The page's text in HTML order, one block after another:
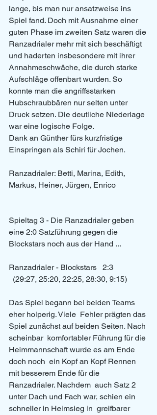
lange, bis man nur ansatzweise ins
Spiel fand. Doch mit Ausnahme einer
guten Phase im zweiten Satz waren die
Ranzadrialer mehr mit sich beschäftigt
und haderten insbesondere mit ihrer
Annahmeschwäche, die durch starke
Aufschläge offenbart wurden. So
konnte man die angriffsstarken
Hubschraubbären nur selten unter
Druck setzen. Die deutliche Niederlage
war eine logische Folge.
Dank an Günther fürs kurzfristige
Einspringen als Schiri für Jochen.
Ranzadrialer: Betti, Marina, Edith,
Markus, Heiner, Jürgen, Enrico
Spieltag 3 - Die Ranzadrialer geben
eine 2:0 Satzführung gegen die
Blockstars noch aus der Hand ...
Ranzadrialer - Blockstars   2:3
  (29:27, 25:20, 22:25, 28:30, 9:15)
Das Spiel begann bei beiden Teams
eher holperig. Viele  Fehler prägten das
Spiel zunächst auf beiden Seiten. Nach
scheinbar  komfortabler Führung für die
Heimmannschaft wurde es am Ende
doch noch  ein Kopf an Kopf Rennen
mit besserem Ende für die
Ranzadrialer. Nachdem  auch Satz 2
unter Dach und Fach war, schien ein
schneller in Heimsieg in  greifbarer